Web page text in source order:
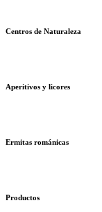
Centros de Naturaleza
Aperitivos y licores
Ermitas románicas
Productos